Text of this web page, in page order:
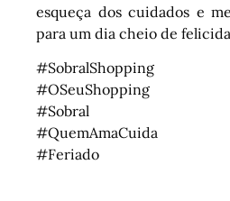
esqueça dos cuidados e
para um dia cheio de
#SobralShopping
#OSeuShopping
#Sobral
#QuemAmaCuida
#Feriado